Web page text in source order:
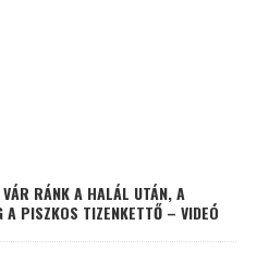
RÁNK A HALÁL UTÁN, A
A PISZKOS TIZENKETTŐ – VIDEÓ